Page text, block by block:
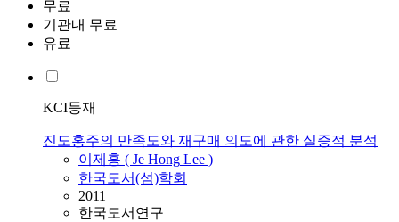
무료
기관내 무료
유료
KCI등재
진도홍주의 만족도와 재구매 의도에 관한 실증적 분석
이제홍 ( Je Hong Lee )
한국도서(섬)학회
2011
한국도서연구